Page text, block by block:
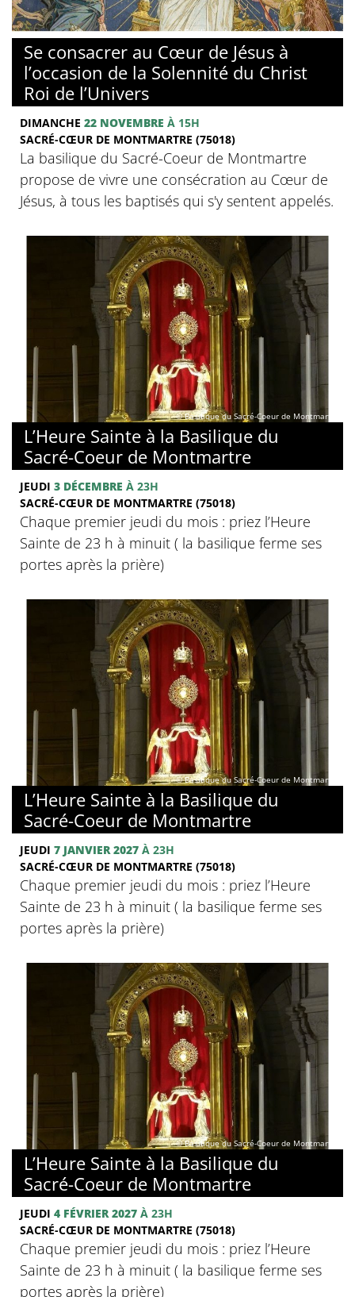
© Basilique du Sacré-Coeur de Montmartre
Se consacrer au Cœur de Jésus à
l’occasion de la Solennité du Christ
Roi de l’Univers
DIMANCHE 22 NOVEMBRE À 15H
SACRÉ-CŒUR DE MONTMARTRE (75018)
La basilique du Sacré-Coeur de Montmartre
propose de vivre une consécration au Cœur de
Jésus, à tous les baptisés qui s'y sentent appelés.
© Basilique du Sacré-Coeur de Montmartre
L’Heure Sainte à la Basilique du
Sacré-Coeur de Montmartre
JEUDI 3 DÉCEMBRE À 23H
SACRÉ-CŒUR DE MONTMARTRE (75018)
Chaque premier jeudi du mois : priez l’Heure
Sainte de 23 h à minuit ( la basilique ferme ses
portes après la prière)
© Basilique du Sacré-Coeur de Montmartre
L’Heure Sainte à la Basilique du
Sacré-Coeur de Montmartre
JEUDI 7 JANVIER 2027 À 23H
SACRÉ-CŒUR DE MONTMARTRE (75018)
Chaque premier jeudi du mois : priez l’Heure
Sainte de 23 h à minuit ( la basilique ferme ses
portes après la prière)
© Basilique du Sacré-Coeur de Montmartre
L’Heure Sainte à la Basilique du
Sacré-Coeur de Montmartre
JEUDI 4 FÉVRIER 2027 À 23H
SACRÉ-CŒUR DE MONTMARTRE (75018)
Chaque premier jeudi du mois : priez l’Heure
Sainte de 23 h à minuit ( la basilique ferme ses
portes après la prière)